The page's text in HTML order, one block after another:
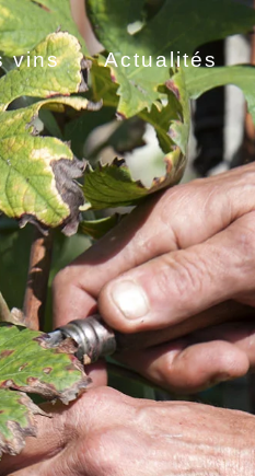
vins Actualités